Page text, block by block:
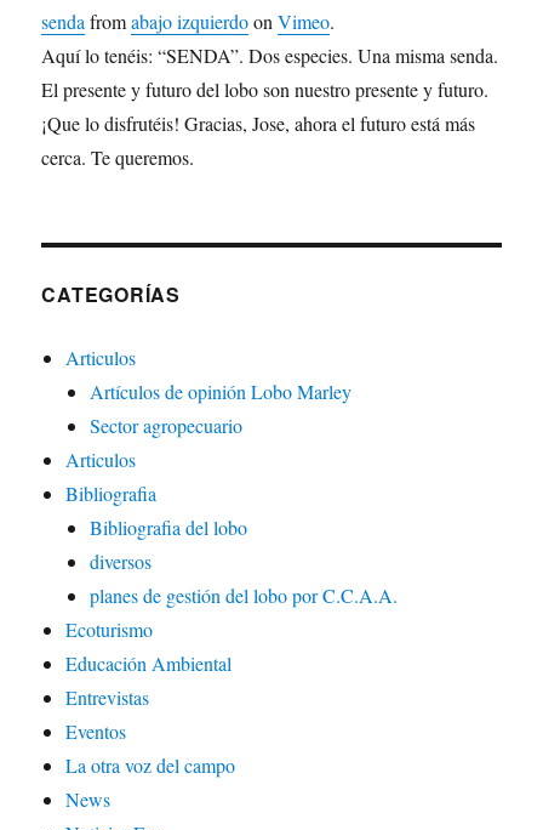
senda fromabajo izquierdoonVimeo.
Aquí lo tenéis: “SENDA”. Dos especies. Una misma senda.
El presente y futuro del lobo son nuestro presente y futuro.
¡Que lo disfrutéis! Gracias, Jose, ahora el futuro está más
cerca. Te queremos.
CATEGORÍAS
Articulos
Artículos de opinión Lobo Marley
Sector agropecuario
Articulos
Bibliografia
Bibliografia del lobo
diversos
planes de gestión del lobo por C.C.A.A.
Ecoturismo
Educación Ambiental
Entrevistas
Eventos
La otra voz del campo
News